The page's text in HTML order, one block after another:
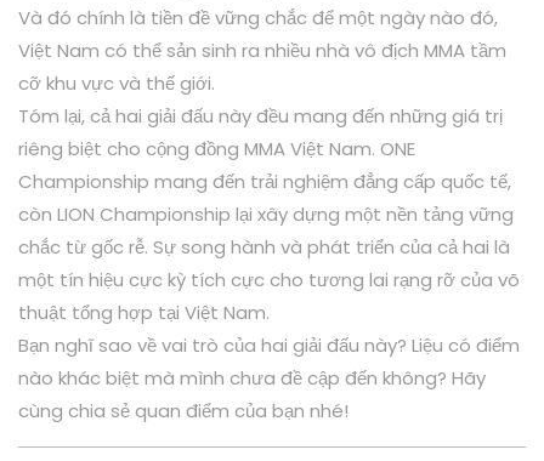
Và đó chính là tiền đề vững chắc để một ngày nào đó,
Việt Nam có thể sản sinh ra nhiều nhà vô địch MMA tầm
cỡ khu vực và thế giới.
Tóm lại, cả hai giải đấu này đều mang đến những giá trị
riêng biệt cho cộng đồng MMA Việt Nam. ONE
Championship mang đến trải nghiệm đẳng cấp quốc tế,
còn LION Championship lại xây dựng một nền tảng vững
chắc từ gốc rễ. Sự song hành và phát triển của cả hai là
một tín hiệu cực kỳ tích cực cho tương lai rạng rỡ của võ
thuật tổng hợp tại Việt Nam.
Bạn nghĩ sao về vai trò của hai giải đấu này? Liệu có điểm
nào khác biệt mà mình chưa đề cập đến không? Hãy
cùng chia sẻ quan điểm của bạn nhé!